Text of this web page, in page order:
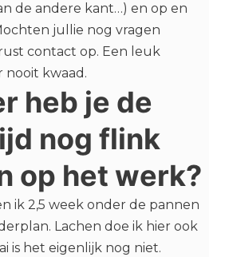
de andere kant…) en op en
jullie nog vragen
contact op. Een leuk
nooit kwaad.
heb je de
nog flink
op het werk?
ik 2,5 week onder de pannen
Lachen doe ik hier ook
is het eigenlijk nog niet.